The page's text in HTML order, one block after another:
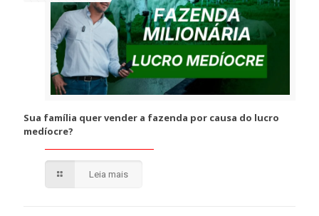
Sua família quer vender a fazenda por causa do lucro
medíocre?
Leia mais